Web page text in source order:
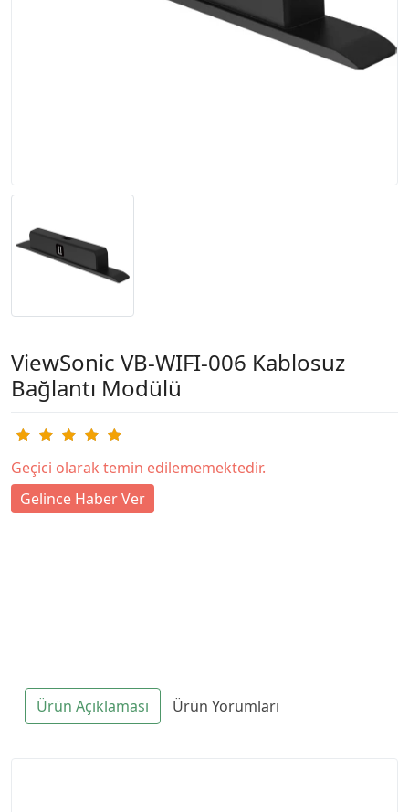
ViewSonic VB-WIFI-006 Kablosuz
Bağlantı Modülü
Geçici olarak temin edilememektedir.
Gelince Haber Ver
Ürün Açıklaması Ürün Yorumları